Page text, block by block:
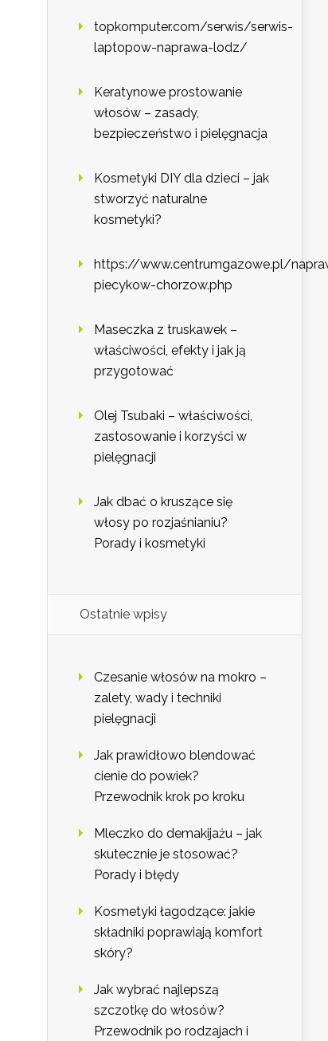
topkomputer.com/serwis/serwis-
laptopow-naprawa-lodz/
Keratynowe prostowanie
włosów – zasady,
bezpieczeństwo i pielęgnacja
Kosmetyki DIY dla dzieci – jak
stworzyć naturalne
kosmetyki?
https://www.centrumgazowe.pl/
piecykow-chorzow.php
Maseczka z truskawek –
właściwości, efekty i jak ją
przygotować
Olej Tsubaki – właściwości,
zastosowanie i korzyści w
pielęgnacji
Jak dbać o kruszące się
włosy po rozjaśnianiu?
Porady i kosmetyki
Ostatnie wpisy
Czesanie włosów na mokro –
zalety, wady i techniki
pielęgnacji
Jak prawidłowo blendować
cienie do powiek?
Przewodnik krok po kroku
Mleczko do demakijażu – jak
skutecznie je stosować?
Porady i błędy
Kosmetyki łagodzące: jakie
składniki poprawiają komfort
skóry?
Jak wybrać najlepszą
szczotkę do włosów?
Przewodnik po rodzajach i